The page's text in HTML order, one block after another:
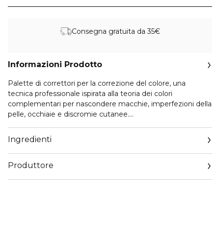
Consegna gratuita da 35€
Informazioni Prodotto
Palette di correttori per la correzione del colore, una
tecnica professionale ispirata alla teoria dei colori
complementari per nascondere macchie, imperfezioni della
pelle, occhiaie e discromie cutanee.
problema di carnagione. La sua consistenza è cremosa,
liscia e facile da stendere.
Ingredienti
Produttore